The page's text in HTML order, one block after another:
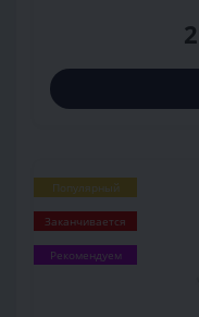
Популярный
Заканчивается
Рекомендуем